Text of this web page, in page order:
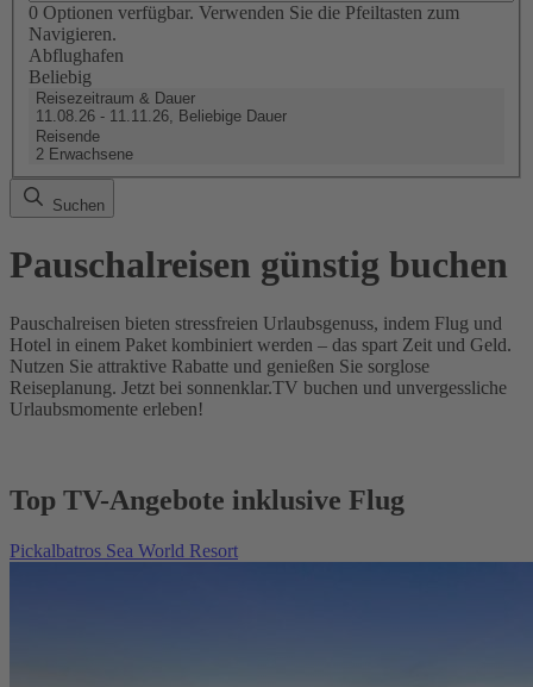
0 Optionen verfügbar. Verwenden Sie die Pfeiltasten zum
Navigieren.
Abflughafen
Beliebig
Reisezeitraum & Dauer
11.08.26 - 11.11.26, Beliebige Dauer
Reisende
2 Erwachsene
Suchen
Pauschalreisen günstig buchen
Pauschalreisen bieten stressfreien Urlaubsgenuss, indem Flug und
Hotel in einem Paket kombiniert werden – das spart Zeit und Geld.
Nutzen Sie attraktive Rabatte und genießen Sie sorglose
Reiseplanung. Jetzt bei sonnenklar.TV buchen und unvergessliche
Urlaubsmomente erleben!
Top TV-Angebote inklusive Flug
Pickalbatros Sea World Resort